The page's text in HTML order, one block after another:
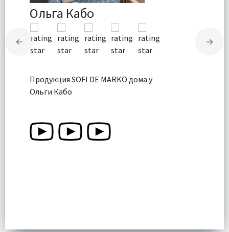
Ольга Кабо
Продукция SOFI DE MARKO дома у
Ольги Кабо